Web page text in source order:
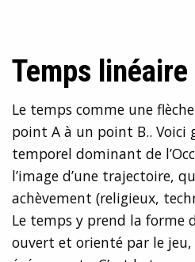
Temps linéaire
Le temps comme une
point A à un point B.. Voici
temporel dominant de
l’image d’une trajectoire,
achèvement (religieux,
Le temps y prend la forme
ouvert et orienté par le